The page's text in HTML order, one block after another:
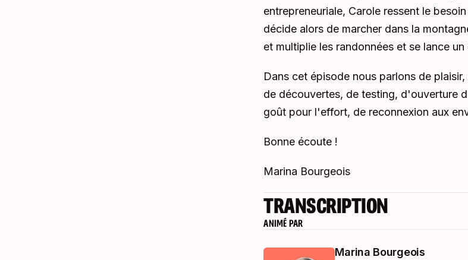
entrepreneuriale, Carole ressent le
décide alors de marcher dans la
et multiplie les randonnées et se lance
Dans cet épisode nous parlons de
de découvertes, de testing, d'ouverture
goût pour l'effort, de reconnexion aux
Bonne écoute !
Marina Bourgeois
TRANSCRIPTION
ANIMÉ PAR
Marina Bourgeois